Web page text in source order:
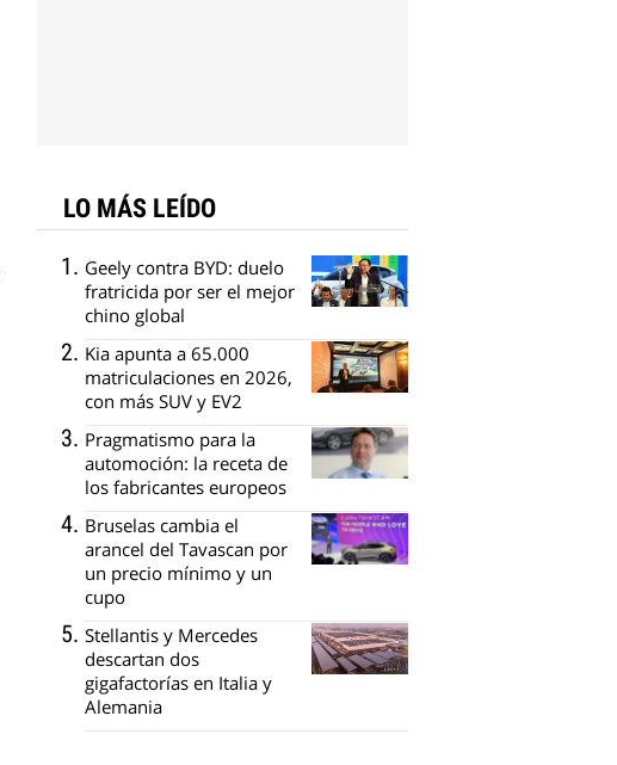
LO MÁS LEÍDO
Geely contra BYD: duelo
fratricida por ser el mejor
chino global
Kia apunta a 65.000
matriculaciones en 2026,
con más SUV y EV2
Pragmatismo para la
automoción: la receta de
los fabricantes europeos
Bruselas cambia el
arancel del Tavascan por
un precio mínimo y un
cupo
Stellantis y Mercedes
descartan dos
gigafactorías en Italia y
Alemania